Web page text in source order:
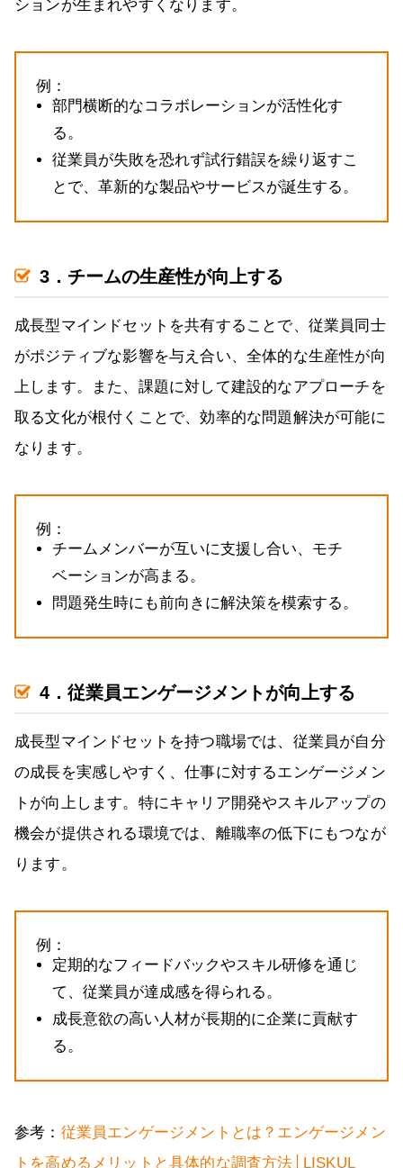
ションが生まれやすくなります。
例：
部門横断的なコラボレーションが活性化す
る。
従業員が失敗を恐れず試行錯誤を繰り返すこ
とで、革新的な製品やサービスが誕生する。
3．チームの生産性が向上する
成長型マインドセットを共有することで、従業員同士
がポジティブな影響を与え合い、全体的な生産性が向
上します。また、課題に対して建設的なアプローチを
取る文化が根付くことで、効率的な問題解決が可能に
なります。
例：
チームメンバーが互いに支援し合い、モチ
ベーションが高まる。
問題発生時にも前向きに解決策を模索する。
4．従業員エンゲージメントが向上する
成長型マインドセットを持つ職場では、従業員が自分
の成長を実感しやすく、仕事に対するエンゲージメン
トが向上します。特にキャリア開発やスキルアップの
機会が提供される環境では、離職率の低下にもつなが
ります。
例：
定期的なフィードバックやスキル研修を通じ
て、従業員が達成感を得られる。
成長意欲の高い人材が長期的に企業に貢献す
る。
参考： 従業員エンゲージメントとは？エンゲージメン
トを高めるメリットと具体的な調査方法│LISKUL